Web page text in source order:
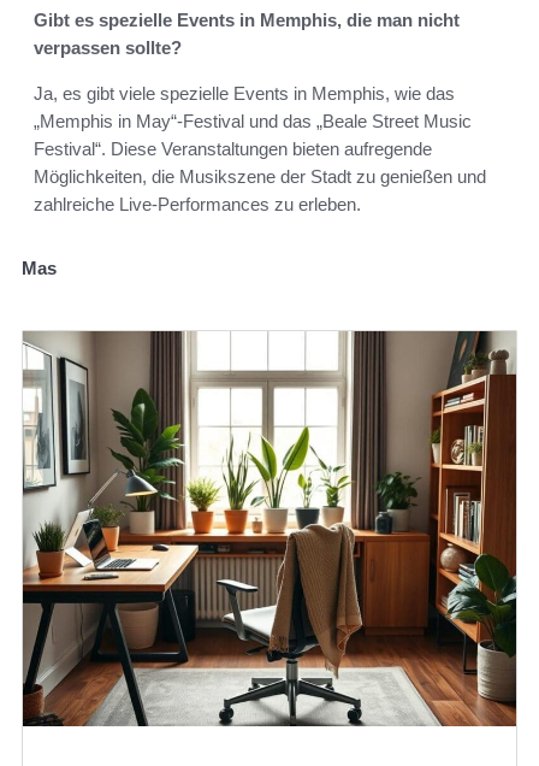
Gibt es spezielle Events in Memphis, die man nicht
verpassen sollte?
Ja, es gibt viele spezielle Events in Memphis, wie das
„Memphis in May“-Festival und das „Beale Street Music
Festival“. Diese Veranstaltungen bieten aufregende
Möglichkeiten, die Musikszene der Stadt zu genießen und
zahlreiche Live-Performances zu erleben.
Mas